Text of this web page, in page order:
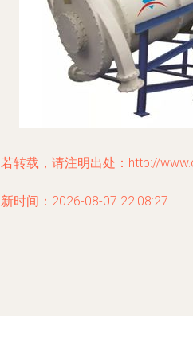
转载，请注明出处：http://
时间：2026-08-07 22:08:27